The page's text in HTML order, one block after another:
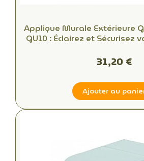
Applique Murale Extérieure
GU10 : Éclairez et Sécurisez
31,20 €
Ajouter au